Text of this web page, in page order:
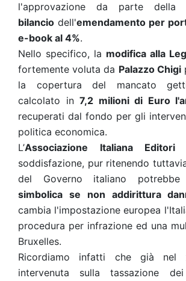
l'approvazione da parte della
bilancio dell'emendamento per
e-book al 4%.
Nello specifico, la modifica alla
fortemente voluta da Palazzo Chigi
la copertura del mancato
calcolato in7,2 milioni di Euro
recuperati dal fondo per gli
politica economica.
L’Associazione Italiana Editori
soddisfazione, pur ritenendo
del Governo italiano
simbolica se non addirittura
cambia l'impostazione europea
procedura per infrazione ed una
Bruxelles.
Ricordiamo infatti che già nel
intervenuta sulla tassazione